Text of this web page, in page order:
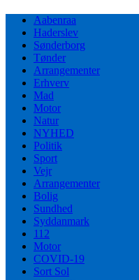
Aabenraa
Haderslev
Sønderborg
Tønder
Arrangementer
Erhverv
Mad
Motor
Natur
NYHED
Politik
Sport
Vejr
Arrangementer
Bolig
Sundhed
Syddanmark
112
Motor
COVID-19
Sort Sol